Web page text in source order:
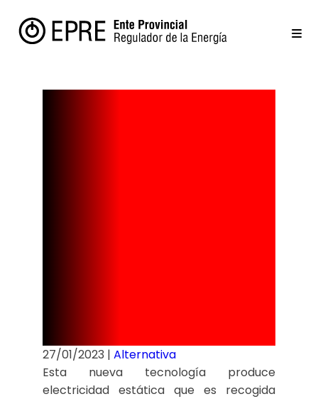
27/01/2023 | Alternativa
Esta nueva tecnología produce
electricidad estática que es recogida